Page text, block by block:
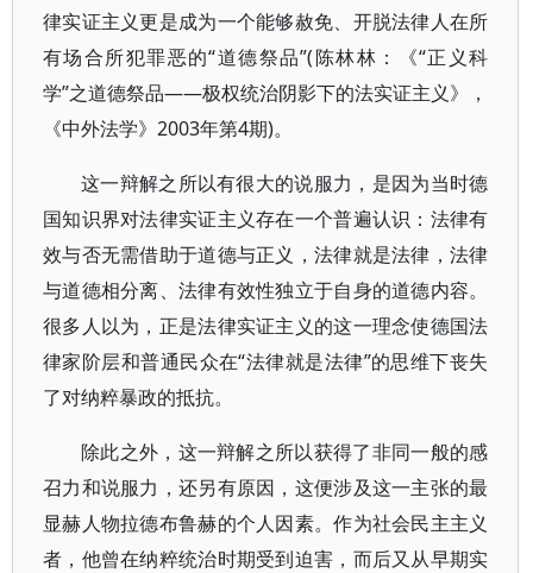
律实证主义更是成为一个能够赦免、开脱法律人在所
有场合所犯罪恶的“道德祭品”(陈林林：《“正义科
学”之道德祭品——极权统治阴影下的法实证主义》，
《中外法学》2003年第4期)。
这一辩解之所以有很大的说服力，是因为当时德
国知识界对法律实证主义存在一个普遍认识：法律有
效与否无需借助于道德与正义，法律就是法律，法律
与道德相分离、法律有效性独立于自身的道德内容。
很多人以为，正是法律实证主义的这一理念使德国法
律家阶层和普通民众在“法律就是法律”的思维下丧失
了对纳粹暴政的抵抗。
除此之外，这一辩解之所以获得了非同一般的感
召力和说服力，还另有原因，这便涉及这一主张的最
显赫人物拉德布鲁赫的个人因素。作为社会民主主义
者，他曾在纳粹统治时期受到迫害，而后又从早期实